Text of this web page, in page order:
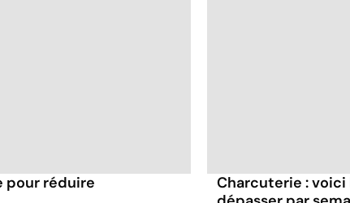
pour réduire
Charcuterie : voici